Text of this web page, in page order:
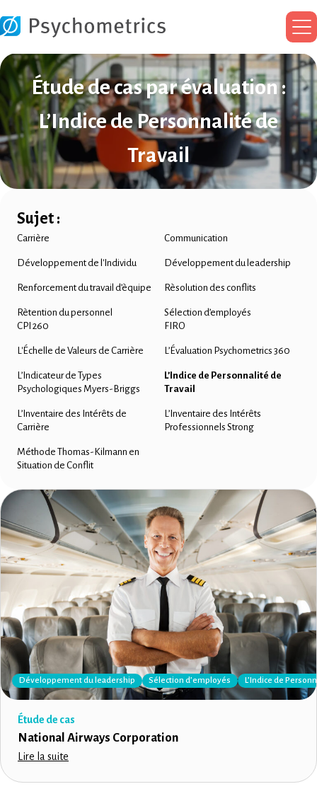
Étude de cas par évaluation :
L’Indice de Personnalité de
Travail
Sujet :
Carrière Communication
Développement de l'Individu Développement du leadership
Renforcement du travail d’èquipe Rèsolution des conflits
Rètention du personnel
Sélection d’employés
CPI 260
FIRO
L'Échelle de Valeurs de Carrière L’Évaluation Psychometrics 360
L’Indicateur de Types
Psychologiques Myers-Briggs
L’Indice de Personnalité de
Travail
L’Inventaire des Intérêts de
Carrière
L’Inventaire des Intérêts
Professionnels Strong
Méthode Thomas-Kilmann en
Situation de Conflit
Développement du leadership Sélection d’employés L’Indice de
Étude de cas
National Airways Corporation
Lire la suite